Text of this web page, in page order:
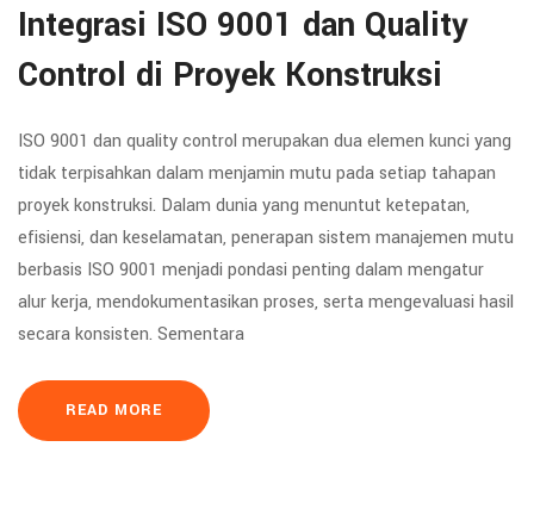
Integrasi ISO 9001 dan Quality
Control di Proyek Konstruksi
ISO 9001 dan quality control merupakan dua elemen kunci yang
tidak terpisahkan dalam menjamin mutu pada setiap tahapan
proyek konstruksi. Dalam dunia yang menuntut ketepatan,
efisiensi, dan keselamatan, penerapan sistem manajemen mutu
berbasis ISO 9001 menjadi pondasi penting dalam mengatur
alur kerja, mendokumentasikan proses, serta mengevaluasi hasil
secara konsisten. Sementara
READ MORE